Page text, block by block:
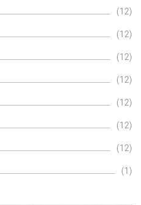
(12)
(12)
(12)
(12)
(12)
(12)
(12)
(1)